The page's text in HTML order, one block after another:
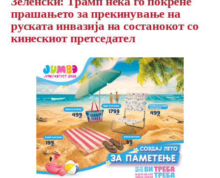
прашањето за прекинување на
руската инвазија на состанокот со
кинескиот претседател